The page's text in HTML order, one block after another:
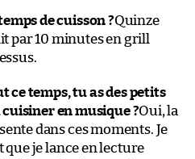
de cuisson ?Quinze
par 10 minutes en grill
ce temps, tu as des petits
cuisiner en musique ?Oui, la
dans ces moments. Je
que je lance en lecture